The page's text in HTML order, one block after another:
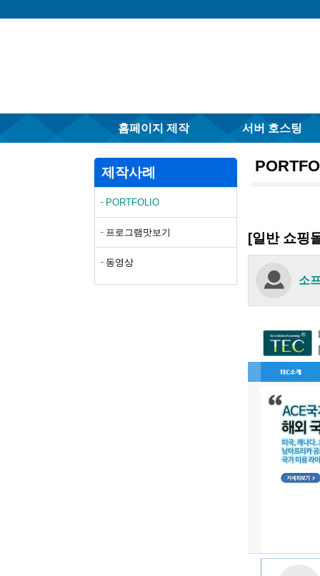
홈페이지 제작 서버 호스팅
제작사례
PORTFOLIO
프로그램맛보기
동영상
[일반 쇼핑
소